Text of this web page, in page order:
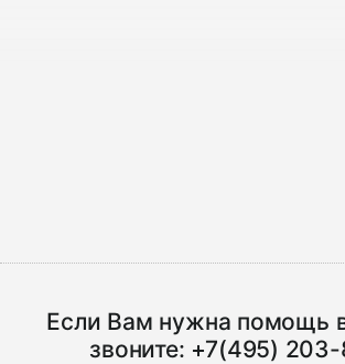
Если Вам нужна помощь
звоните: +7(495) 203-